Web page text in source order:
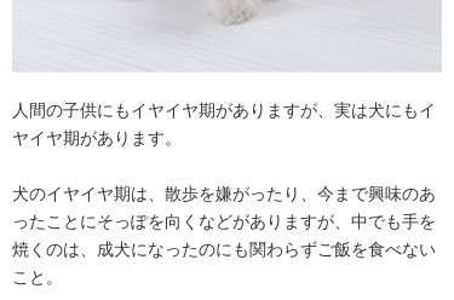
人間の子供にもイヤイヤ期がありますが、実は犬にもイ
ヤイヤ期があります。
犬のイヤイヤ期は、散歩を嫌がったり、今まで興味のあ
ったことにそっぽを向くなどがありますが、中でも手を
焼くのは、成犬になったのにも関わらずご飯を食べない
こと。